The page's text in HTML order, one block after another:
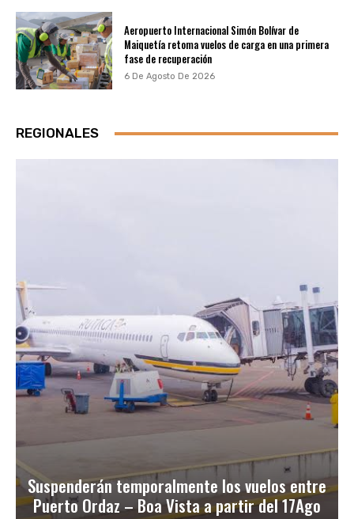
Aeropuerto Internacional Simón Bolívar de
Maiquetía retoma vuelos de carga en una primera
fase de recuperación
6 De Agosto De 2026
REGIONALES
Suspenderán temporalmente los vuelos entre
Puerto Ordaz – Boa Vista a partir del 17Ago